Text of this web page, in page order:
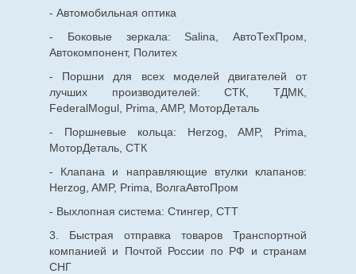
- Автомобильная оптика
- Боковые зеркала: Salina, АвтоТехПром,
Автокомпонент, Политех
- Поршни для всех моделей двигателей от
лучших производителей: СТК, ТДМК,
FederalMogul, Prima, AMP, МоторДеталь
- Поршневые кольца: Herzog, AMP, Prima,
МоторДеталь, СТК
- Клапана и направляющие втулки клапанов:
Herzog, AMP, Prima, ВолгаАвтоПром
- Выхлопная система: Стингер, СТТ
3. Быстрая отправка товаров Транспортной
компанией и Почтой России по РФ и странам
СНГ